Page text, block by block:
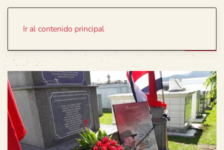
Ir al contenido principal